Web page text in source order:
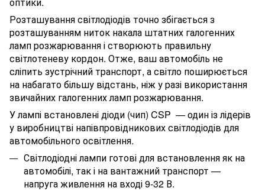
Розташування світлодіодів точно збігається з
розташуванням ниток накала штатних галогенних
ламп розжарювання і створюють правильну
світлотеневу кордон. Отже, ваш автомобіль не
сліпить зустрічний транспорт, а світло поширюється
на набагато більшу відстань, ніж у разі використання
звичайних галогенних ламп розжарювання.
У лампі встановлені діоди (чип) CSP — один із лідерів
у виробництві напівпровідникових світлодіодів для
автомобільного освітлення.
Світлодіодні лампи готові для встановлення як на
автомобілі, так і на вантажний транспорт —
напруга живлення на вході 9-32 В.